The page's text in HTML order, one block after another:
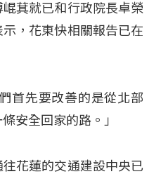
萁就已和行政院長卓榮
，花東快相關報告已在
首先要改善的是從北部
安全回家的路。」
花蓮的交通建設中央已